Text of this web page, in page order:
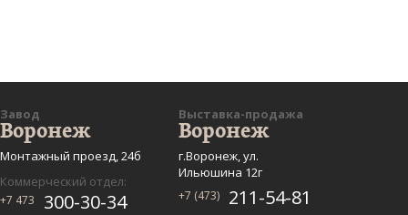
Завод
Воронеж
Монтажный проезд, 24б
Коммерческий отдел:
+7 473 300-30-34
Выставка-продажа
Воронеж
г.Воронеж, ул.
Ильюшина 12г
+7 (473) 211-54-81